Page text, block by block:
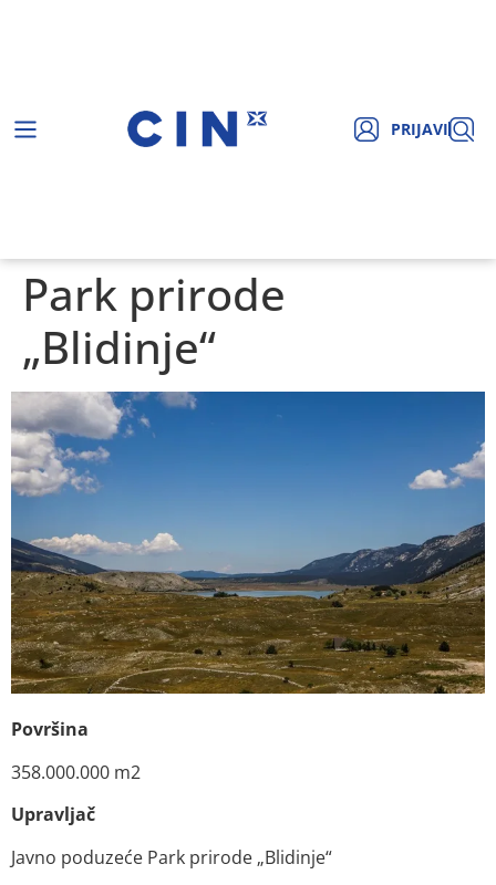
PRIJAVI
Park prirode
„Blidinje“
Površina
358.000.000 m2
Upravljač
Javno poduzeće Park prirode „Blidinje“